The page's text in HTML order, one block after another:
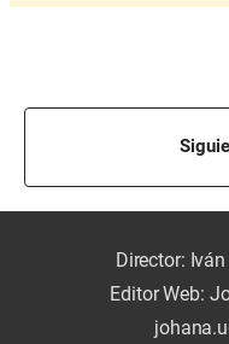
Director:
Editor Web: